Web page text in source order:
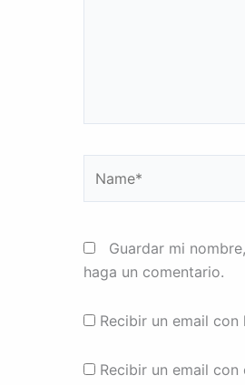
Guardar mi
haga un comentario.
Recibir un email
Recibir un email con